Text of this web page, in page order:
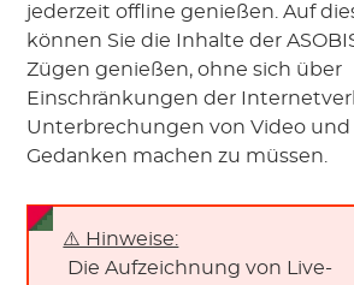
jederzeit offline genießen. Auf
können Sie die Inhalte der
Zügen genießen, ohne sich über
Einschränkungen der
Unterbrechungen von Video und
Gedanken machen zu müssen.
⚠️ Hinweise: